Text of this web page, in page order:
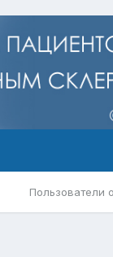
Пользователи